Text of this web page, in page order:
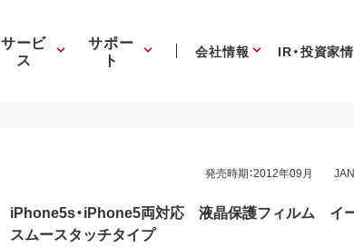
サービ
ス
サポー
ト 会社情報 IR・投資家
発売時期：2012年09月
iPhone5s・iPhone5両対応 液晶保護フィルム イ
スムースタッチタイプ